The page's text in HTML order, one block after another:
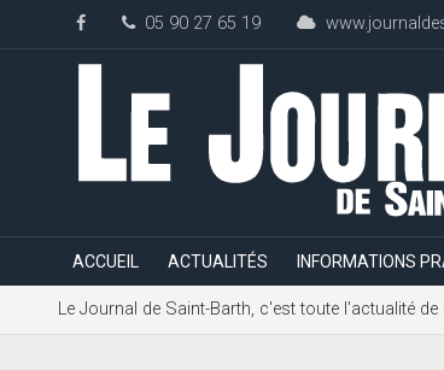
05 90 27 65 19
ACCUEIL ACTUALITÉS INFORMATIONS
Le Journal de Saint-Barth, c'est toute l'actualité